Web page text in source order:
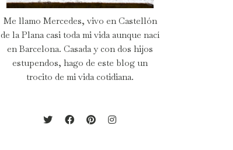
Me llamo Mercedes, vivo en Castellón
de la Plana casi toda mi vida aunque nací
en Barcelona. Casada y con dos hijos
estupendos, hago de este blog un
trocito de mi vida cotidiana.